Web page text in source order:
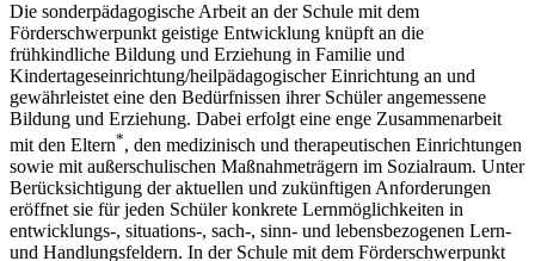
Die sonderpädagogische Arbeit an der Schule mit dem
Förderschwerpunkt geistige Entwicklung knüpft an die
frühkindliche Bildung und Erziehung in Familie und
Kindertageseinrichtung/heilpädagogischer Einrichtung an und
gewährleistet eine den Bedürfnissen ihrer Schüler angemessene
Bildung und Erziehung. Dabei erfolgt eine enge Zusammenarbeit
mit den Eltern*, den medizinisch und therapeutischen Einrichtungen
sowie mit außerschulischen Maßnahmeträgern im Sozialraum. Unter
Berücksichtigung der aktuellen und zukünftigen Anforderungen
eröffnet sie für jeden Schüler konkrete Lernmöglichkeiten in
entwicklungs-, situations-, sach-, sinn- und lebensbezogenen Lern-
und Handlungsfeldern. In der Schule mit dem Förderschwerpunkt